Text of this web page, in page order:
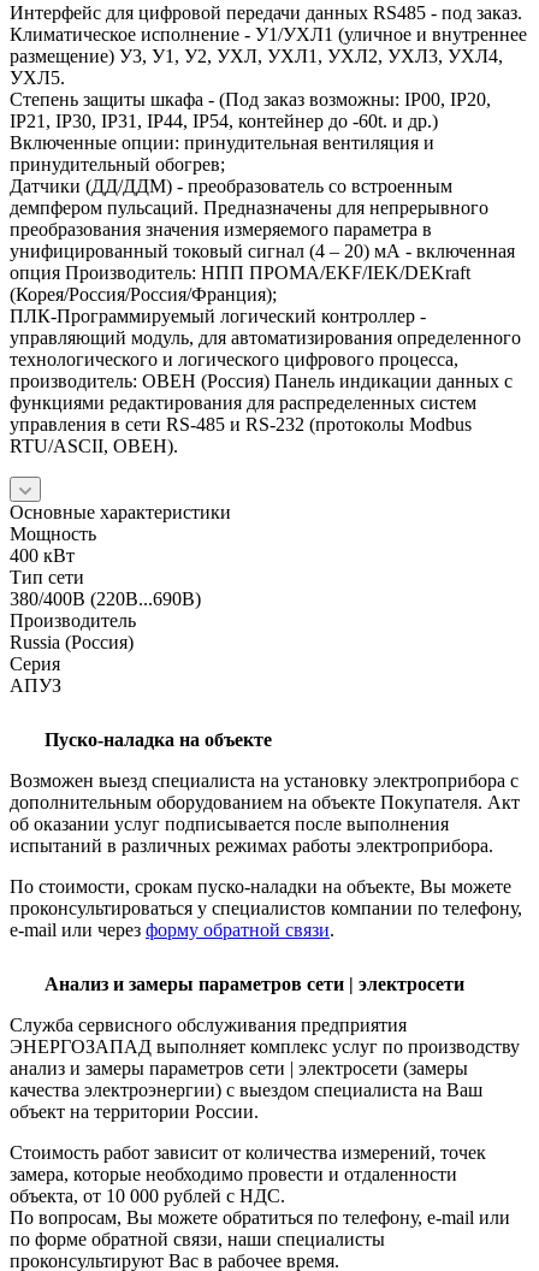
Интерфейс для цифровой передачи данных RS485 - под заказ.
Климатическое исполнение - У1/УХЛ1 (уличное и внутреннее
размещение) У3, У1, У2, УХЛ, УХЛ1, УХЛ2, УХЛ3, УХЛ4,
УХЛ5.
Степень защиты шкафа - (Под заказ возможны: IP00, IP20,
IP21, IP30, IP31, IP44, IP54, контейнер до -60t. и др.)
Включенные опции: принудительная вентиляция и
принудительный обогрев;
Датчики (ДД/ДДМ) - преобразователь со встроенным
демпфером пульсаций. Предназначены для непрерывного
преобразования значения измеряемого параметра в
унифицированный токовый сигнал (4 – 20) мА - включенная
опция Производитель: НПП ПРОМА/EKF/IEK/DEKraft
(Корея/Россия/Россия/Франция);
ПЛК-Программируемый логический контроллер -
управляющий модуль, для автоматизирования определенного
технологического и логического цифрового процесса,
производитель: ОВЕН (Россия) Панель индикации данных с
функциями редактирования для распределенных систем
управления в сети RS-485 и RS-232 (протоколы Modbus
RTU/ASCII, ОВЕН).
Основные характеристики
Мощность
400 кВт
Тип сети
380/400В (220В...690В)
Производитель
Russia (Россия)
Серия
АПУЗ
Пуско-наладка на объекте
Возможен выезд специалиста на установку электроприбора с
дополнительным оборудованием на объекте Покупателя. Акт
об оказании услуг подписывается после выполнения
испытаний в различных режимах работы электроприбора.
По стоимости, срокам пуско-наладки на объекте, Вы можете
проконсультироваться у специалистов компании по телефону,
e-mail или через форму обратной связи.
Анализ и замеры параметров сети | электросети
Служба сервисного обслуживания предприятия
ЭНЕРГОЗАПАД выполняет комплекс услуг по производству
анализ и замеры параметров сети | электросети (замеры
качества электроэнергии) с выездом специалиста на Ваш
объект на территории России.
Стоимость работ зависит от количества измерений, точек
замера, которые необходимо провести и отдаленности
объекта, от 10 000 рублей с НДС.
По вопросам, Вы можете обратиться по телефону, e-mail или
по форме обратной связи, наши специалисты
проконсультируют Вас в рабочее время.